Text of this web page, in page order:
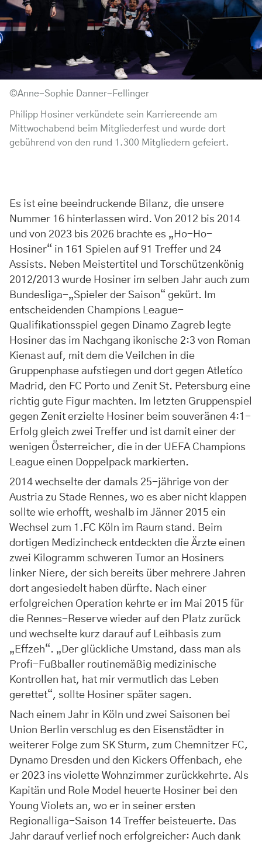
Philipp Hosiner verkündete sein Karriereende am
Mittwochabend beim Mitgliederfest und wurde dort
gebührend von den rund 1.300 Mitgliedern gefeiert.
©Anne-Sophie Danner-Fellinger
Es ist eine beeindruckende Bilanz, die unsere
Nummer 16 hinterlassen wird. Von 2012 bis 2014
und von 2023 bis 2026 brachte es „Ho-Ho-
Hosiner“ in 161 Spielen auf 91 Treffer und 24
Assists. Neben Meistertitel und Torschützenkönig
2012/2013 wurde Hosiner im selben Jahr auch zum
Bundesliga-„Spieler der Saison“ gekürt. Im
entscheidenden Champions League-
Qualifikationsspiel gegen Dinamo Zagreb legte
Hosiner das im Nachgang ikonische 2:3 von Roman
Kienast auf, mit dem die Veilchen in die
Gruppenphase aufstiegen und dort gegen Atletíco
Madrid, den FC Porto und Zenit St. Petersburg eine
richtig gute Figur machten. Im letzten Gruppenspiel
gegen Zenit erzielte Hosiner beim souveränen 4:1-
Erfolg gleich zwei Treffer und ist damit einer der
wenigen Österreicher, die in der UEFA Champions
League einen Doppelpack markierten.
2014 wechselte der damals 25-jährige von der
Austria zu Stade Rennes, wo es aber nicht klappen
sollte wie erhofft, weshalb im Jänner 2015 ein
Wechsel zum 1.FC Köln im Raum stand. Beim
dortigen Medizincheck entdeckten die Ärzte einen
zwei Kilogramm schweren Tumor an Hosiners
linker Niere, der sich bereits über mehrere Jahren
dort angesiedelt haben dürfte. Nach einer
erfolgreichen Operation kehrte er im Mai 2015 für
die Rennes-Reserve wieder auf den Platz zurück
und wechselte kurz darauf auf Leihbasis zum
„Effzeh“. „Der glückliche Umstand, dass man als
Profi-Fußballer routinemäßig medizinische
Kontrollen hat, hat mir vermutlich das Leben
gerettet“, sollte Hosiner später sagen.
Nach einem Jahr in Köln und zwei Saisonen bei
Union Berlin verschlug es den Eisenstädter in
weiterer Folge zum SK Sturm, zum Chemnitzer FC,
Dynamo Dresden und den Kickers Offenbach, ehe
er 2023 ins violette Wohnzimmer zurückkehrte. Als
Kapitän und Role Model heuerte Hosiner bei den
Young Violets an, wo er in seiner ersten
Regionalliga-Saison 14 Treffer beisteuerte. Das
Jahr darauf verlief noch erfolgreicher: Auch dank